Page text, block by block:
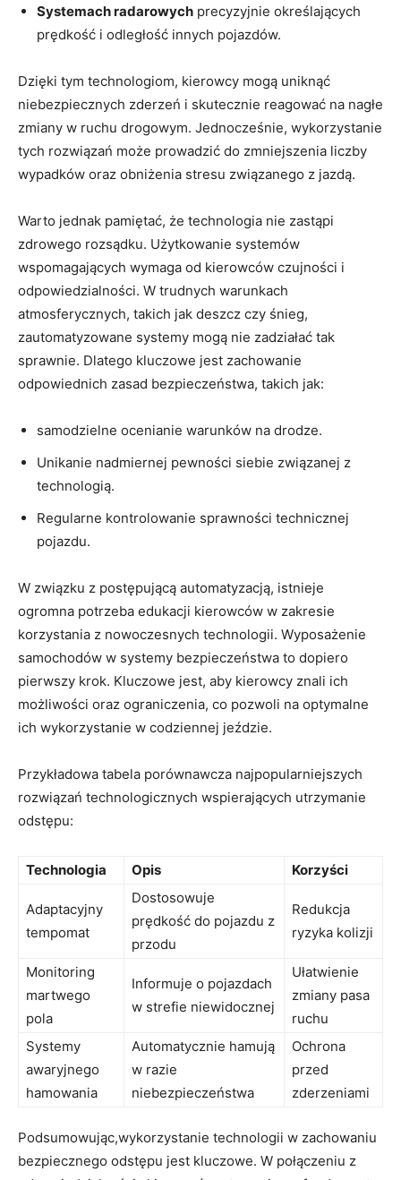
Systemach ⁤radarowych ⁤precyzyjnie ⁢określających
prędkość i ​odległość ‍innych pojazdów.
Dzięki tym technologiom, kierowcy mogą uniknąć
niebezpiecznych zderzeń ‍i skutecznie reagować na nagłe
zmiany w ‍ruchu ⁢drogowym.‌ Jednocześnie, wykorzystanie
tych⁢ rozwiązań może prowadzić do zmniejszenia‌ liczby
wypadków oraz obniżenia stresu związanego z jazdą.
Warto⁣ jednak pamiętać, że​ technologia nie ⁢zastąpi ​
zdrowego rozsądku. ‍Użytkowanie systemów
wspomagających wymaga od kierowców czujności i
odpowiedzialności. W trudnych warunkach⁢
atmosferycznych,⁤ takich jak deszcz czy śnieg,
zautomatyzowane systemy​ mogą nie zadziałać tak
sprawnie. ‍Dlatego kluczowe‌ jest‍ zachowanie
‌odpowiednich zasad‍ bezpieczeństwa, ​takich ‍jak:
samodzielne ocenianie⁢ warunków na ​drodze.
Unikanie ⁢nadmiernej pewności siebie związanej z⁣
technologią.
Regularne kontrolowanie sprawności technicznej
pojazdu.
W ⁢związku z ‍postępującą⁣ automatyzacją,‌ istnieje
⁤ogromna potrzeba edukacji kierowców w zakresie⁣
korzystania ⁣z nowoczesnych technologii. Wyposażenie
samochodów w systemy bezpieczeństwa to‍ dopiero‍
pierwszy krok. Kluczowe ‌jest, aby​ kierowcy znali ich
możliwości oraz ograniczenia, co​ pozwoli na ⁢optymalne
ich wykorzystanie w ⁣codziennej jeździe.
Przykładowa tabela porównawcza najpopularniejszych
rozwiązań technologicznych​ wspierających utrzymanie
odstępu:
Technologia Opis Korzyści
Adaptacyjny
tempomat
Dostosowuje
prędkość‍ do‌ pojazdu⁤ z⁣
przodu
Redukcja
ryzyka kolizji
Monitoring
martwego
pola
Informuje o pojazdach
w strefie ⁣niewidocznej
Ułatwienie
zmiany pasa‍
ruchu
Systemy⁤
awaryjnego
hamowania
Automatycznie hamują
w‍ razie⁣
niebezpieczeństwa
Ochrona‌
przed
⁣zderzeniami
Podsumowując,wykorzystanie⁣ technologii w zachowaniu
bezpiecznego odstępu jest kluczowe.​ W połączeniu z